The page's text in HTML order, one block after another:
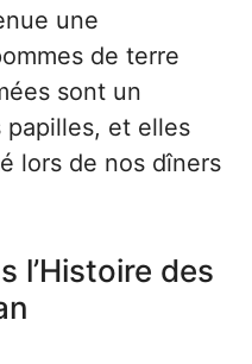
une
de terre
sont un
et elles
lors de nos dîners
l’Histoire des